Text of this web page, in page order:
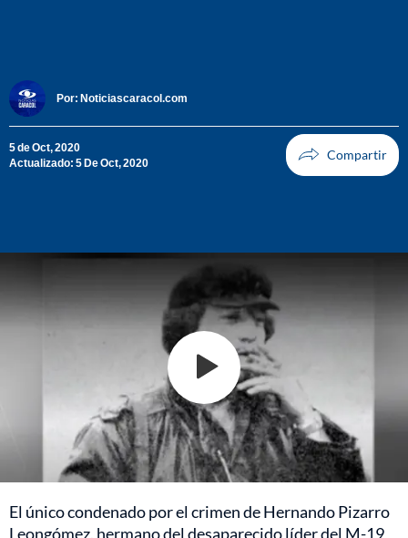
Por: Noticiascaracol.com
5 de Oct, 2020
Actualizado: 5 De Oct, 2020
El único condenado por el crimen de Hernando Pizarro
Leongómez, hermano del desaparecido líder del M-19